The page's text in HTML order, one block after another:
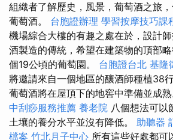
組織者了解歷史，風景，葡萄酒之旅
葡萄酒。 台胞證辦理 學習按摩技巧課
機場綜合大樓的有趣之處在於，設計
酒製造的傳統，希望在建築物的頂部
個19公頃的葡萄園。 台胞證台北 基隆
將邀請來自一個地區的釀酒師種植38
葡萄酒將在屋頂下的地窖中準備並成熟
中刮痧服務推薦 養老院 八個想法可以
土壤的養分水平並沒有降低。 助聽器
檔案 竹北月子中心 所有這些好處都可